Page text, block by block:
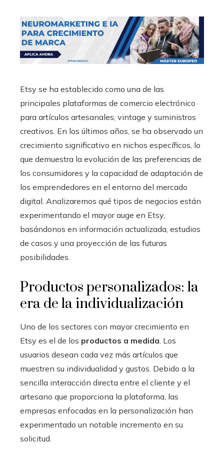
Etsy se ha establecido como una de las
principales plataformas de comercio electrónico
para artículos artesanales, vintage y suministros
creativos. En los últimos años, se ha observado un
crecimiento significativo en nichos específicos, lo
que demuestra la evolución de las preferencias de
los consumidores y la capacidad de adaptación de
los emprendedores en el entorno del mercado
digital. Analizaremos qué tipos de negocios están
experimentando el mayor auge en Etsy,
basándonos en información actualizada, estudios
de casos y una proyección de las futuras
posibilidades.
Productos personalizados: la
era de la individualización
Uno de los sectores con mayor crecimiento en
Etsy es el de los productos a medida. Los
usuarios desean cada vez más artículos que
muestren su individualidad y gustos. Debido a la
sencilla interacción directa entre el cliente y el
artesano que proporciona la plataforma, las
empresas enfocadas en la personalización han
experimentado un notable incremento en su
solicitud.